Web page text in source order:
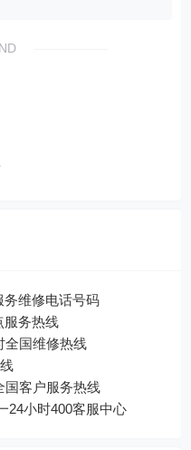
务维修电话号码
服务热线
全国维修热线
国客户服务热线
24小时400客服中心